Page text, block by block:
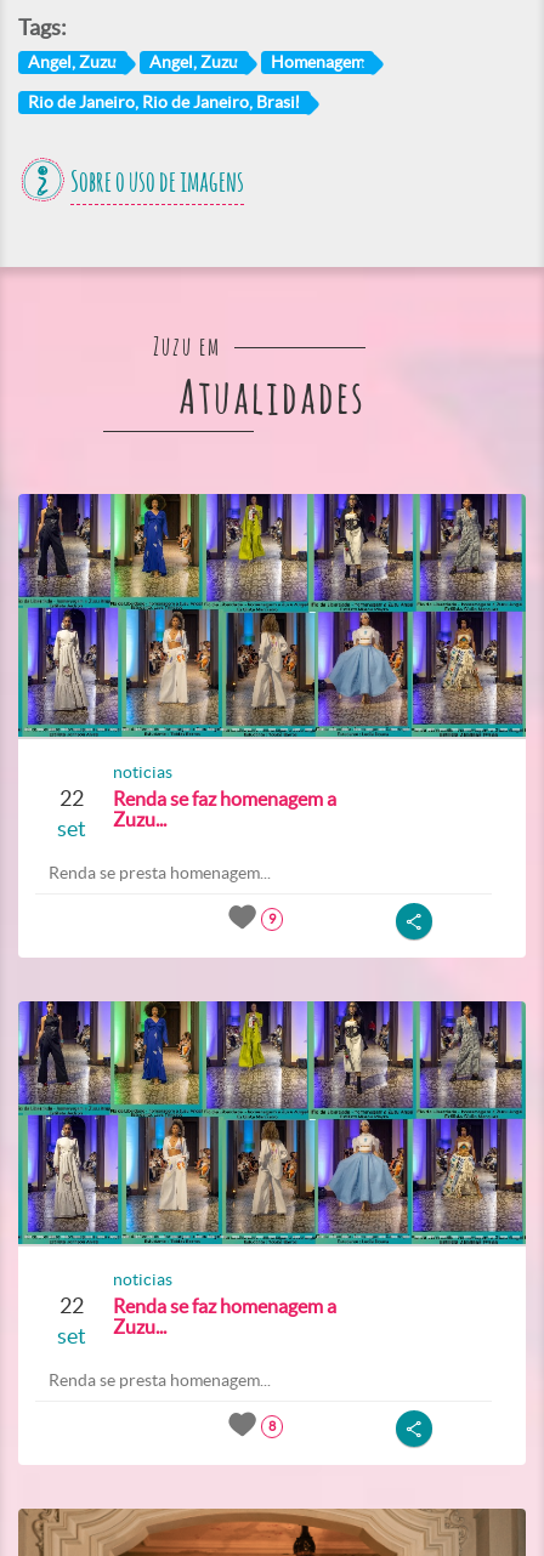
Tags:
Angel, Zuzu Angel, Zuzu Homenagem
Rio de Janeiro, Rio de Janeiro, Brasil
Sobre o uso de imagens
Zuzu em
Atualidades
22
set
noticias
Renda se faz homenagem a
Zuzu...
Renda se presta homenagem...
9
22
set
noticias
Renda se faz homenagem a
Zuzu...
Renda se presta homenagem...
8